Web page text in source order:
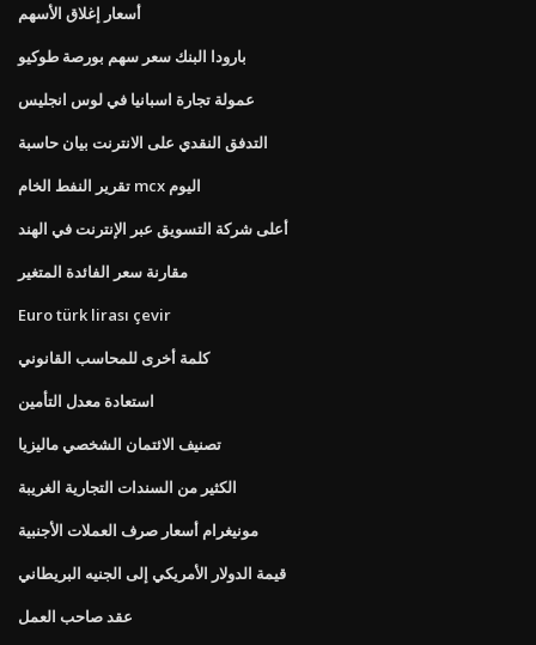
أسعار إغلاق الأسهم
بارودا البنك سعر سهم بورصة طوكيو
عمولة تجارة اسبانيا في لوس انجليس
التدفق النقدي على الانترنت بيان حاسبة
تقرير النفط الخام mcx اليوم
أعلى شركة التسويق عبر الإنترنت في الهند
مقارنة سعر الفائدة المتغير
Euro türk lirası çevir
كلمة أخرى للمحاسب القانوني
استعادة معدل التأمين
تصنيف الائتمان الشخصي ماليزيا
الكثير من السندات التجارية الغريبة
مونيغرام أسعار صرف العملات الأجنبية
قيمة الدولار الأمريكي إلى الجنيه البريطاني
عقد صاحب العمل